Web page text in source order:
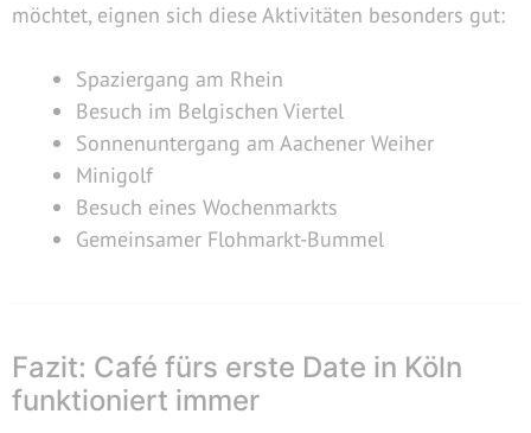
möchtet, eignen sich diese Aktivitäten besonders gut:
Spaziergang am Rhein
Besuch im Belgischen Viertel
Sonnenuntergang am Aachener Weiher
Minigolf
Besuch eines Wochenmarkts
Gemeinsamer Flohmarkt-Bummel
Fazit: Café fürs erste Date in Köln
funktioniert immer